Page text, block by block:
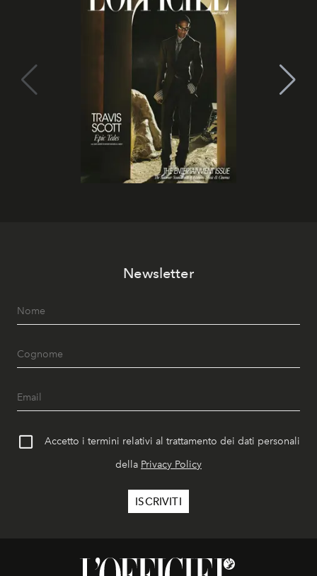
Newsletter
Accetto i termini relativi al trattamento dei dati personali
della Privacy Policy